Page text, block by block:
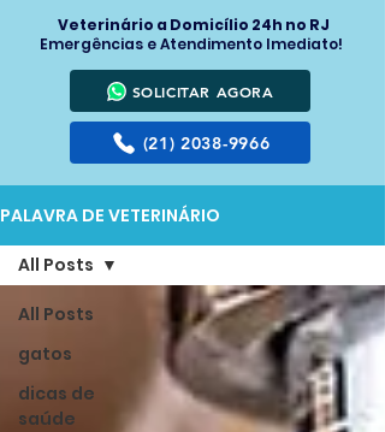
Veterinário a Domicílio 24h no RJ
Emergências e Atendimento Imediato!
SOLICITAR AGORA
(21) 2038-9966
PALAVRA DE VETERINÁRIO
All Posts
gatos
dicas de
saúde
All Posts